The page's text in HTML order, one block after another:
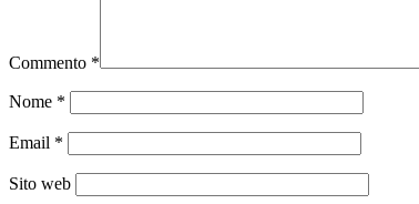
Commento *
Nome *
Email *
Sito web